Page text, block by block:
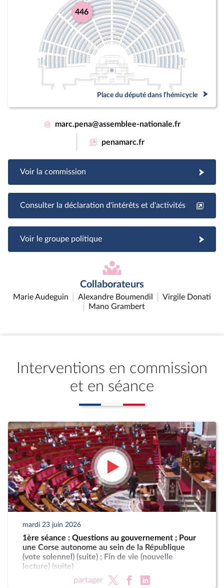
446
Place du député dans l'hémicycle
@ marc.pena@assemblee-nationale.fr
penamarc.fr
Voir la commission
Consulter la déclaration d'intérêts et d'activités
Voir le groupe politique
Collaborateurs
Marie Audeguin Alexandre Boumendil
Virgile Donati
Mano Grambert
Interventions en commission
et en séance
mardi 23 juin 2026
1ère séance : Questions au gouvernement ; Pour
une Corse autonome au sein de la République
(vote solennel) (suite) ; Fin de vie (nouvelle
lecture) (suite)
partager